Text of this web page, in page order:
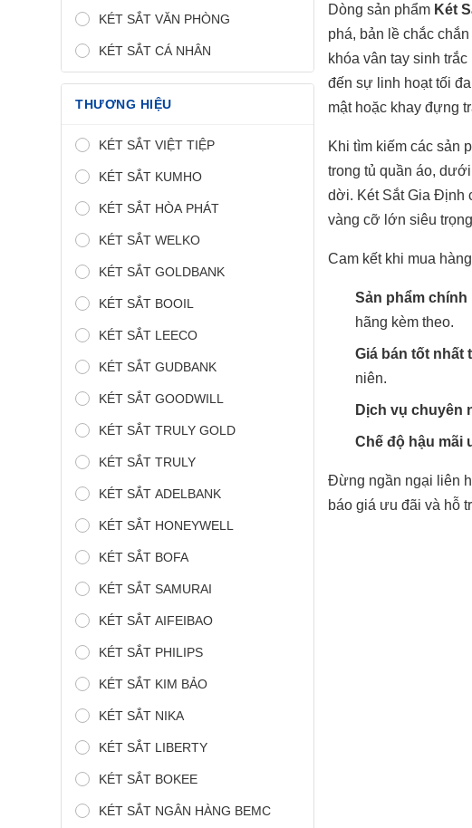
KÉT SẮT VĂN PHÒNG
KÉT SẮT CÁ NHÂN
THƯƠNG HIỆU
KÉT SẮT VIỆT TIỆP
KÉT SẮT KUMHO
KÉT SẮT HÒA PHÁT
KÉT SẮT WELKO
KÉT SẮT GOLDBANK
KÉT SẮT BOOIL
KÉT SẮT LEECO
KÉT SẮT GUDBANK
KÉT SẮT GOODWILL
KÉT SẮT TRULY GOLD
KÉT SẮT TRULY
KÉT SẮT ADELBANK
KÉT SẮT HONEYWELL
KÉT SẮT BOFA
KÉT SẮT SAMURAI
KÉT SẮT AIFEIBAO
KÉT SẮT PHILIPS
KÉT SẮT KIM BẢO
KÉT SẮT NIKA
KÉT SẮT LIBERTY
KÉT SẮT BOKEE
KÉT SẮT NGÂN HÀNG BEMC
Dòng sản phẩm Két
phá, bản lề chắc
khóa vân tay sinh
đến sự linh hoạt tối
mật hoặc khay đựng
Khi tìm kiếm các sản
trong tủ quần áo,
dời. Két Sắt Gia Định
vàng cỡ lớn siêu
Cam kết khi mua
Sản phẩm chính
hãng kèm theo.
Giá bán tốt nhất
niên.
Dịch vụ chuyên
Chế độ hậu mãi
Đừng ngần ngại liên
báo giá ưu đãi và hỗ